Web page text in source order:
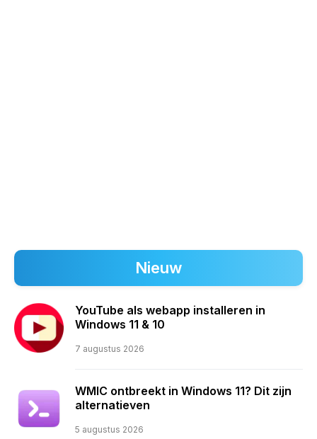
Nieuw
YouTube als webapp installeren in
Windows 11 & 10
7 augustus 2026
WMIC ontbreekt in Windows 11? Dit zijn
alternatieven
5 augustus 2026